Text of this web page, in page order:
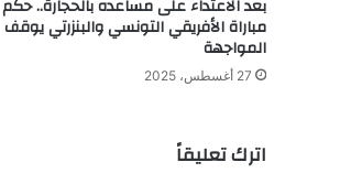
بعد الاعتداء على مساعده بالحجارة.. حكم
مباراة الأفريقي التونسي والبنزرتي يوقف
المواجهة
27 أغسطس، 2025
اترك تعليقاً